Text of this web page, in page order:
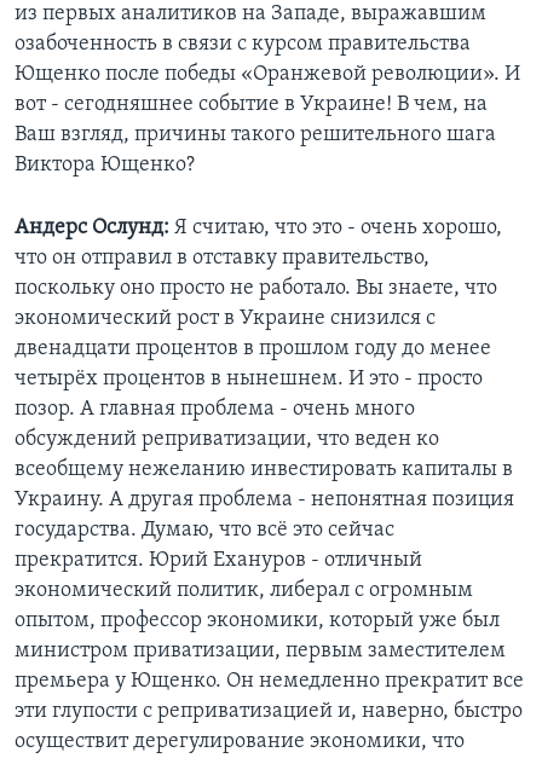
из первых аналитиков на Западе, выражавшим
озабоченность в связи с курсом правительства
Ющенко после победы «Оранжевой революции». И
вот - сегодняшнее событие в Украине! В чем, на
Ваш взгляд, причины такого решительного шага
Виктора Ющенко?
Андерс Ослунд: Я считаю, что это - очень хорошо,
что он отправил в отставку правительство,
поскольку оно просто не работало. Вы знаете, что
экономический рост в Украине снизился с
двенадцати процентов в прошлом году до менее
четырёх процентов в нынешнем. И это - просто
позор. А главная проблема - очень много
обсуждений реприватизации, что веден ко
всеобщему нежеланию инвестировать капиталы в
Украину. А другая проблема - непонятная позиция
государства. Думаю, что всё это сейчас
прекратится. Юрий Ехануров - отличный
экономический политик, либерал с огромным
опытом, профессор экономики, который уже был
министром приватизации, первым заместителем
премьера у Ющенко. Он немедленно прекратит все
эти глупости с реприватизацией и, наверно, быстро
осуществит дерегулирование экономики, что